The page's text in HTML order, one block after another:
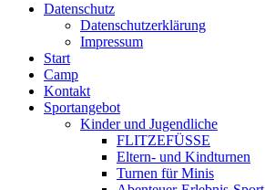
Datenschutz
Datenschutzerklärung
Impressum
Start
Camp
Kontakt
Sportangebot
Kinder und Jugendliche
FLITZEFÜSSE
Eltern- und Kindturnen
Turnen für Minis